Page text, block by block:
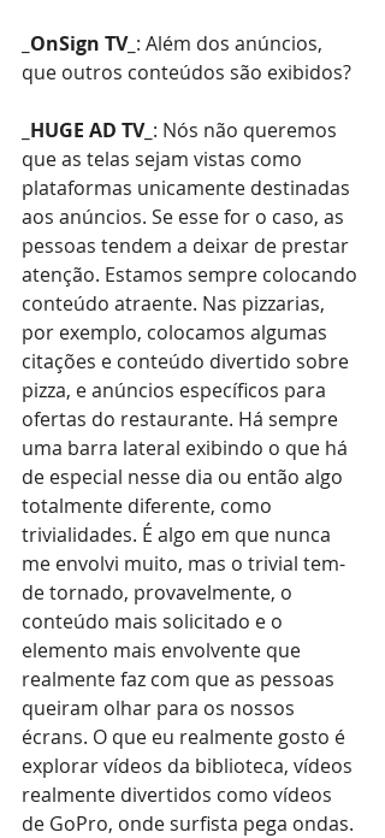
_OnSign TV_ : Além dos anúncios,
que outros conteúdos são exibidos?
_HUGE AD TV_ : Nós não queremos
que as telas sejam vistas como
plataformas unicamente destinadas
aos anúncios. Se esse for o caso, as
pessoas tendem a deixar de prestar
atenção. Estamos sempre colocando
conteúdo atraente. Nas pizzarias,
por exemplo, colocamos algumas
citações e conteúdo divertido sobre
pizza, e anúncios específicos para
ofertas do restaurante. Há sempre
uma barra lateral exibindo o que há
de especial nesse dia ou então algo
totalmente diferente, como
trivialidades. É algo em que nunca
me envolvi muito, mas o trivial tem-
de tornado, provavelmente, o
conteúdo mais solicitado e o
elemento mais envolvente que
realmente faz com que as pessoas
queiram olhar para os nossos
écrans. O que eu realmente gosto é
explorar vídeos da biblioteca, vídeos
realmente divertidos como vídeos
de GoPro, onde surfista pega ondas.